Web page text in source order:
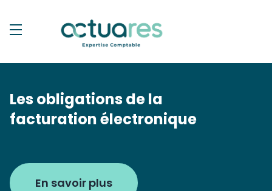
Les obligations de la
facturation électronique
En savoir plus